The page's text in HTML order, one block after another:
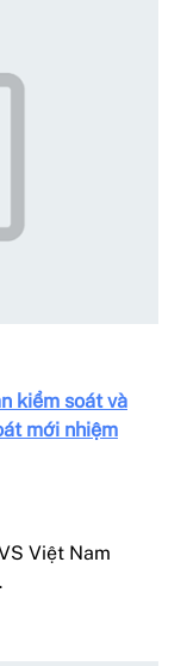
kiểm soát và
mới nhiệm
Việt Nam